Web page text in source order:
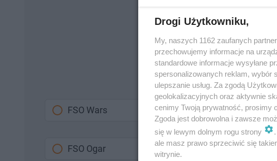
FSO Wars
FSO Ogar
Drogi Użytkowniku,
My, naszych 1162 zaufanych
przechowujemy informacje na
standardowe informacje wysyłane
spersonalizowanych reklam, wybór
ulepszanie usług. Za zgodą
geolokalizacyjnych oraz aktywnie
cenimy Twoją prywatność, prosimy
Zgoda jest dobrowolna i zawsze
się w lewym dolnym rogu strony
ale masz prawo sprzeciwić się
witrynie.